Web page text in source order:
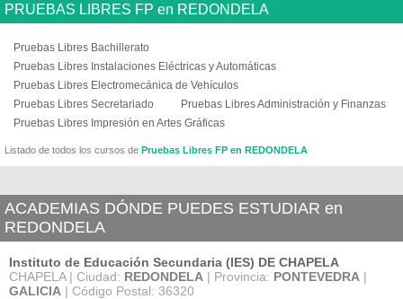
PRUEBAS LIBRES FP en REDONDELA
Pruebas Libres Bachillerato
Pruebas Libres Instalaciones Eléctricas y Automáticas
Pruebas Libres Electromecánica de Vehículos
Pruebas Libres Secretariado
Pruebas Libres Administración y Finanzas
Pruebas Libres Impresión en Artes Gráficas
Listado de todos los cursos de Pruebas Libres FP en REDONDELA
ACADEMIAS DÓNDE PUEDES ESTUDIAR en
REDONDELA
Instituto de Educación Secundaria (IES) DE CHAPELA
CHAPELA | Ciudad: REDONDELA | Provincia: PONTEVEDRA |
GALICIA | Código Postal: 36320